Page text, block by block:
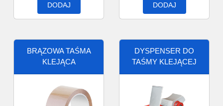
DODAJ DODAJ
BRĄZOWA TAŚMA
KLEJĄCA
DYSPENSER DO
TAŚMY KLEJĄCEJ